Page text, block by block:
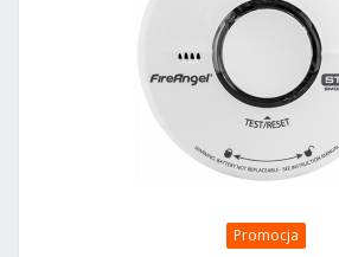
Promocja